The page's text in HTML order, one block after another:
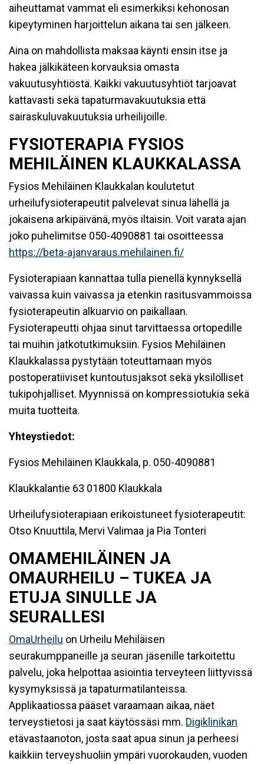
aiheuttamat vammat eli esimerkiksi kehonosan
kipeytyminen harjoittelun aikana tai sen jälkeen.
Aina on mahdollista maksaa käynti ensin itse ja
hakea jälkikäteen korvauksia omasta
vakuutusyhtiöstä. Kaikki vakuutusyhtiöt tarjoavat
kattavasti sekä tapaturmavakuutuksia että
sairaskuluvakuutuksia urheilijoille.
FYSIOTERAPIA FYSIOS
MEHILÄINEN KLAUKKALASSA
Fysios Mehiläinen Klaukkalan koulutetut
urheilufysioterapeutit palvelevat sinua lähellä ja
jokaisena arkipäivänä, myös iltaisin. Voit varata ajan
joko puhelimitse 050-4090881 tai osoitteessa
https://beta-ajanvaraus.mehilainen.fi/
Fysioterapiaan kannattaa tulla pienellä kynnyksellä
vaivassa kuin vaivassa ja etenkin rasitusvammoissa
fysioterapeutin alkuarvio on paikallaan.
Fysioterapeutti ohjaa sinut tarvittaessa ortopedille
tai muihin jatkotutkimuksiin. Fysios Mehiläinen
Klaukkalassa pystytään toteuttamaan myös
postoperatiiviset kuntoutusjaksot sekä yksilölliset
tukipohjalliset. Myynnissä on kompressiotukia sekä
muita tuotteita.
Yhteystiedot:
Fysios Mehiläinen Klaukkala, p. 050-4090881
Klaukkalantie 63 01800 Klaukkala
Urheilufysioterapiaan erikoistuneet fysioterapeutit:
Otso Knuuttila, Mervi Valimaa ja Pia Tonteri
OMAMEHILÄINEN JA
OMAURHEILU – TUKEA JA
ETUJA SINULLE JA
SEURALLESI
OmaUrheilu on Urheilu Mehiläisen
seurakumppaneille ja seuran jäsenille tarkoitettu
palvelu, joka helpottaa asiointia terveyteen liittyvissä
kysymyksissä ja tapaturmatilanteissa.
Applikaatiossa pääset varaamaan aikaa, näet
terveystietosi ja saat käytössäsi mm. Digiklinikan
etävastaanoton, josta saat apua sinun ja perheesi
kaikkiin terveyshuoliin ympäri vuorokauden, vuoden